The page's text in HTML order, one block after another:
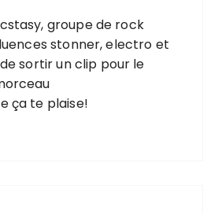
groupe de rock
stonner, electro et
sortir un clip pour le
ça te plaise!